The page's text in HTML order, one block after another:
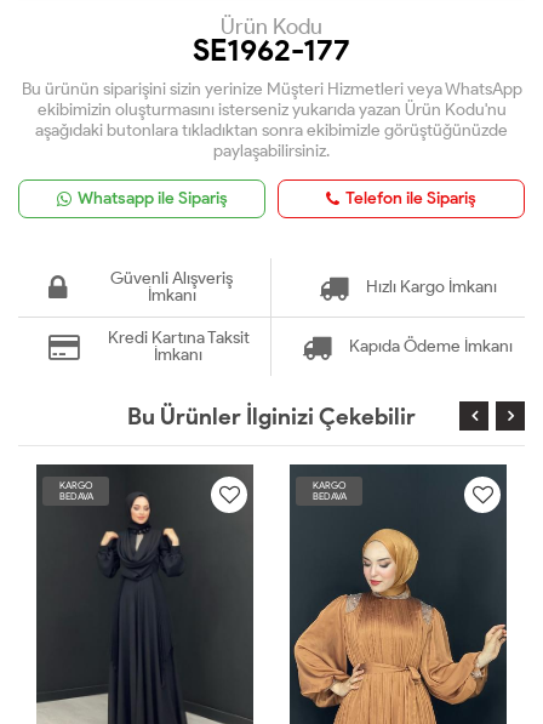
Ürün Kodu
SE1962-177
Bu ürünün siparişini sizin yerinize Müşteri Hizmetleri veya WhatsApp
ekibimizin oluşturmasını isterseniz yukarıda yazan Ürün Kodu'nu
aşağıdaki butonlara tıkladıktan sonra ekibimizle görüştüğünüzde
paylaşabilirsiniz.
Whatsapp ile Sipariş Telefon ile Sipariş
Güvenli Alışveriş
İmkanı
Hızlı Kargo İmkanı
Kredi Kartına Taksit
İmkanı
Kapıda Ödeme İmkanı
Bu Ürünler İlginizi Çekebilir
KARGO
BEDAVA
KARGO
BEDAVA